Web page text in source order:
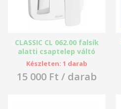
CLASSIC CL 062.00 falsík
alatti csaptelep váltó
nélkül - Ravak
Készleten: 1 darab
15 000 Ft / darab